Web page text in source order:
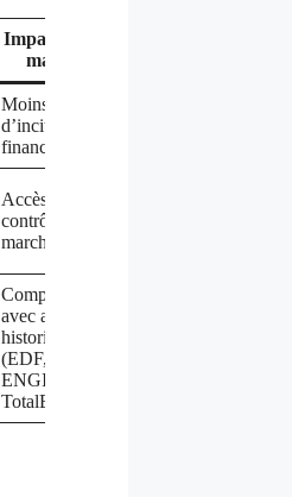
Impact sur le
marché
Moins
d’incitations
financières
Accès plus
contrôlé au
marché
Compétition
avec acteurs
historiques
(EDF,
ENGIE,
TotalEnergies)